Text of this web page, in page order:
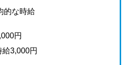
的な時給
円
給3,000円